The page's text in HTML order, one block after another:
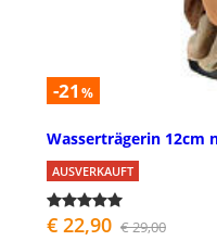
-21 %
Wasserträgerin 12cm
AUSVERKAUFT
€ 22,90 € 29,00